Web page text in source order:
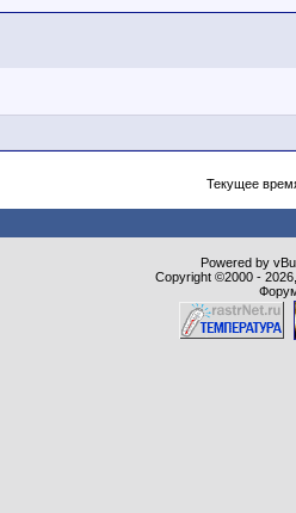
Текущее
Powered by
Copyright ©2000 -